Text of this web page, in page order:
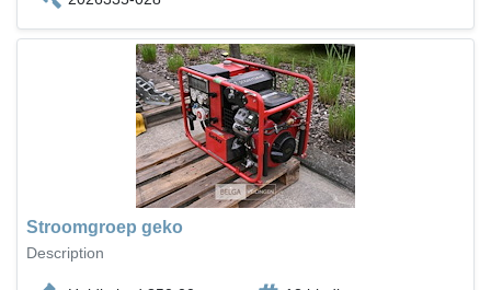
Stroomgroep geko
Description